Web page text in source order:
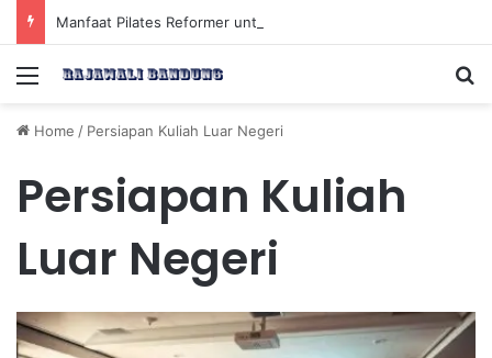
Menu
Home / Persiapan Kuliah Luar Negeri
Persiapan Kuliah
Luar Negeri